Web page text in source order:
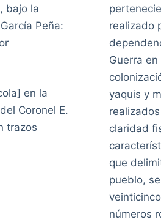
bajo la
Peña:
en la
Coronel E.
trazos
realizado
Guerra
yaquis y
claridad
que
pueblo,
números